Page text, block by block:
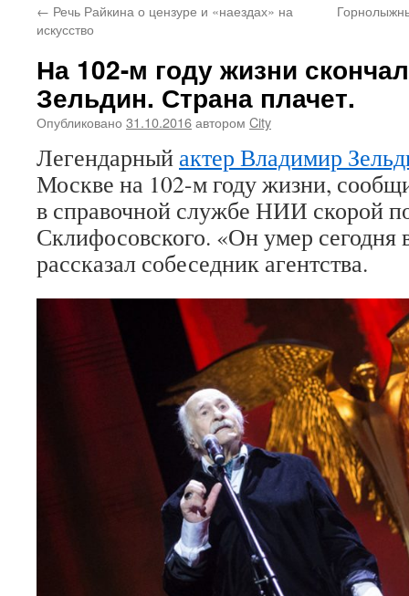
← Речь Райкина о цензуре и «наездах» на
искусство
На 102-м году жизни
Зельдин. Страна плачет.
Опубликовано 31.10.2016автором City
Легендарный актер Владимир
Москве на 102-м году жизни,
в справочной службе НИИ скорой
Склифосовского. «Он умер
рассказал собеседник агентства.